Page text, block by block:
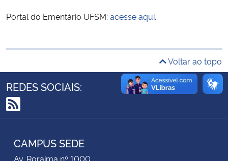
Secretaria de Governo
Gabinete de Segurança Institucional
Advocacia-Geral da União
Portal do Ementário UFSM: acesse aqui.
Voltar ao topo
REDES SOCIAIS:
RSS
CAMPUS SEDE
Av. Roraima nº 1000